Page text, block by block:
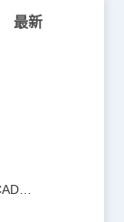
最新
CAD测量结果如何批量导出？试试浩辰CAD看图王！